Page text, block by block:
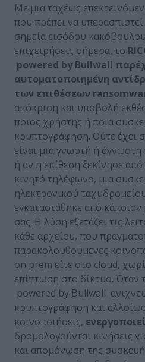
Με μια ταχέως
που πρέπει να
σημεία εισόδου
επιχειρήσεις σήμερα, το
powered by Bullwall
αυτοματοποιημένη
των επιθέσεων
απόκριση και υποβολή
ποιος χρήστης ή ποια
κρυπτογράφηση. Ούτε έχει
είναι μια γνωστή ή
ή αν η επίθεση ξεκίνησε
κινητό τηλέφωνο, μια
ηλεκτρονικού
εγκαταστάθηκε από
σας. H λύση εξετάζει τις
κάθε αρχείου, που
παρακολουθούμενες
on prem είτε στο cloud,
επίπτωση στο δίκτυο. Όταν
powered by Bullwall
κρυπτογράφηση και
κοινοποιήσεις,
δρομολογούνται κινήσεις
και απομόνωση της